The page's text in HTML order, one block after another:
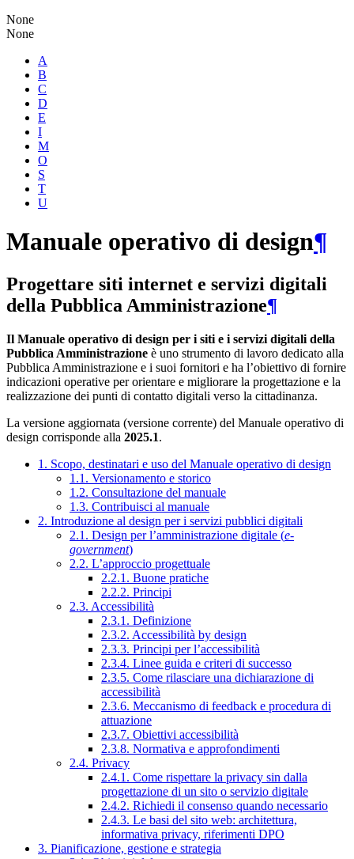
None
None
A
B
C
D
E
I
M
O
S
T
U
Manuale operativo di design¶
Progettare siti internet e servizi digitali
della Pubblica Amministrazione¶
Il Manuale operativo di design per i siti e i servizi digitali della
Pubblica Amministrazione è uno strumento di lavoro dedicato alla
Pubblica Amministrazione e i suoi fornitori e ha l’obiettivo di fornire
indicazioni operative per orientare e migliorare la progettazione e la
realizzazione dei punti di contatto digitali verso la cittadinanza.
La versione aggiornata (versione corrente) del Manuale operativo di
design corrisponde alla 2025.1.
1. Scopo, destinatari e uso del Manuale operativo di design
1.1. Versionamento e storico
1.2. Consultazione del manuale
1.3. Contribuisci al manuale
2. Introduzione al design per i servizi pubblici digitali
2.1. Design per l’amministrazione digitale (e-
government)
2.2. L’approccio progettuale
2.2.1. Buone pratiche
2.2.2. Principi
2.3. Accessibilità
2.3.1. Definizione
2.3.2. Accessibilità by design
2.3.3. Principi per l’accessibilità
2.3.4. Linee guida e criteri di successo
2.3.5. Come rilasciare una dichiarazione di
accessibilità
2.3.6. Meccanismo di feedback e procedura di
attuazione
2.3.7. Obiettivi accessibilità
2.3.8. Normativa e approfondimenti
2.4. Privacy
2.4.1. Come rispettare la privacy sin dalla
progettazione di un sito o servizio digitale
2.4.2. Richiedi il consenso quando necessario
2.4.3. Le basi del sito web: architettura,
informativa privacy, riferimenti DPO
3. Pianificazione, gestione e strategia